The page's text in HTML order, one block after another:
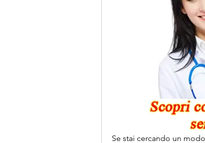
Se stai cercando un